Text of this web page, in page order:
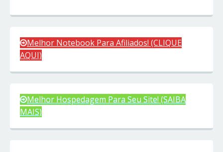
Melhor Notebook Para Afiliados! (CLIQUE
AQUI)
Melhor Hospedagem Para Seu Site! (SAIBA
MAIS)